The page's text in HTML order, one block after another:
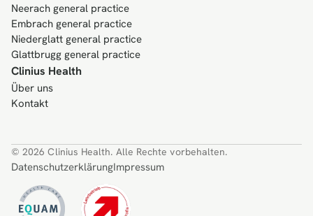
Neerach general practice
Embrach general practice
Niederglatt general practice
Glattbrugg general practice
Clinius Health
Über uns
Kontakt
© 2026 Clinius Health. Alle Rechte vorbehalten.
DatenschutzerklärungImpressum